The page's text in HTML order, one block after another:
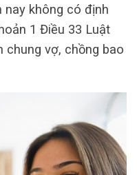
nay không có định
1 Điều 33 Luật
chung vợ, chồng bao